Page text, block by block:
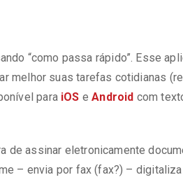
“como passa rápido”. Esse
melhor suas tarefas cotidianas
para iOS eAndroid com
de assinar eletronicamente
– envia por fax (fax?) –